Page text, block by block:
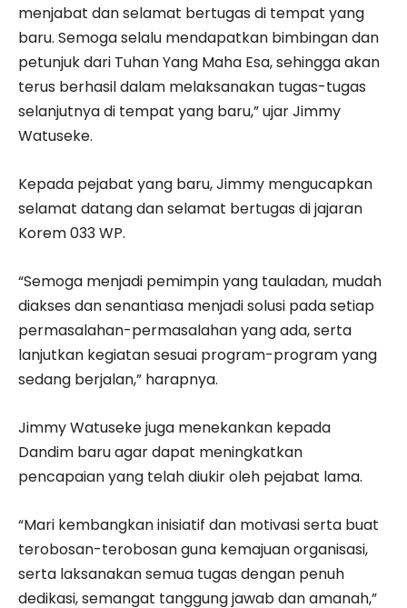
menjabat dan selamat bertugas di tempat yang
baru. Semoga selalu mendapatkan bimbingan dan
petunjuk dari Tuhan Yang Maha Esa, sehingga akan
terus berhasil dalam melaksanakan tugas-tugas
selanjutnya di tempat yang baru,” ujar Jimmy
Watuseke.
Kepada pejabat yang baru, Jimmy mengucapkan
selamat datang dan selamat bertugas di jajaran
Korem 033 WP.
“Semoga menjadi pemimpin yang tauladan, mudah
diakses dan senantiasa menjadi solusi pada setiap
permasalahan-permasalahan yang ada, serta
lanjutkan kegiatan sesuai program-program yang
sedang berjalan,” harapnya.
Jimmy Watuseke juga menekankan kepada
Dandim baru agar dapat meningkatkan
pencapaian yang telah diukir oleh pejabat lama.
“Mari kembangkan inisiatif dan motivasi serta buat
terobosan-terobosan guna kemajuan organisasi,
serta laksanakan semua tugas dengan penuh
dedikasi, semangat tanggung jawab dan amanah,”